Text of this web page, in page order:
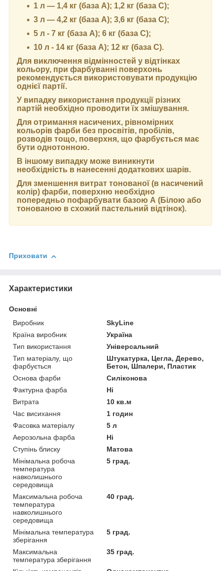
1 л — 1,4 кг (база А); 1,2 кг (база С);
3 л — 4,2 кг (база А); 3,6 кг (база C);
5 л - 7 кг (база А); 6 кг (база С);
10 л - 14 кг (база А); 12 кг (база С).
Для виключення відмінностей у відтінках
кольору, при фарбуванні поверхонь
рекомендується використовувати продукцію
однієї партії.
У випадку використання продукції різних
партій необхідно проводити їх змішування.
Для отримання насичених, рівномірних
кольорів фарби без просвітів, пробілів,
розводів тощо, поверхня, що фарбується має
бути однотонною.
В іншому випадку може виникнути
необхідність в нанесенні додаткових шарів.
Для зменшення витрат тонованої (в насичений
колір) фарби, поверхню необхідно
попередньо пофарбувати базою А (Білою або
тонованою в схожий пастельний відтінок).
Приховати
Характеристики
Основні
Виробник
SkyLine
Країна виробник
Україна
Тип використання
Універсальний
Тип матеріалу, що
фарбується
Штукатурка, Цегла, Дерево,
Бетон, Шпалери, Пластик
Основа фарби
Силіконова
Фактурна фарба
Ні
Витрата
10 кв.м
Час висихання
1 годин
Фасовка матеріалу
5 л
Аерозольна фарба
Ні
Ступінь блиску
Матова
Мінімальна робоча
температура
навколишнього
середовища
5 град.
Максимальна робоча
температура
навколишнього
середовища
40 град.
Мінімальна температура
зберігання
5 град.
Максимальна
температура зберігання
35 град.